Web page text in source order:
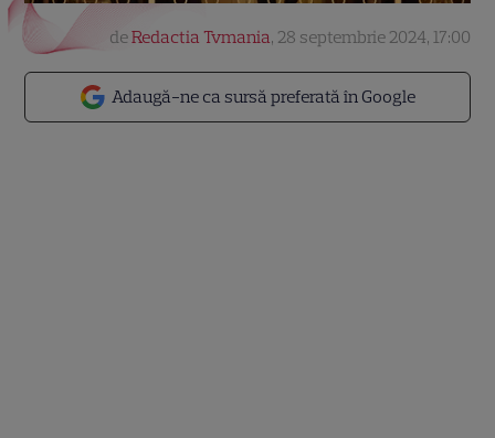
Adaugă-ne ca sursă preferată în Google
deRedactia Tvmania, 28 septembrie 2024, 17:00